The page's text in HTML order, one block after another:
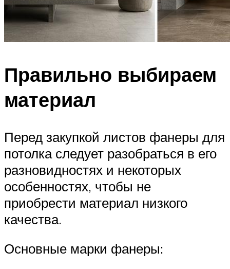
Правильно выбираем
материал
Перед закупкой листов фанеры для
потолка следует разобраться в его
разновидностях и некоторых
особенностях, чтобы не
приобрести материал низкого
качества.
Основные марки фанеры: